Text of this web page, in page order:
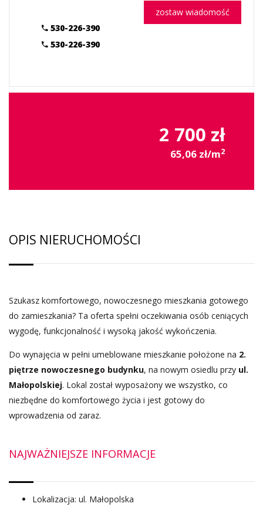
530-226-390
530-226-390
zostaw wiadomość
2 700 zł
65,06 zł/m2
OPIS NIERUCHOMOŚCI
Szukasz komfortowego, nowoczesnego mieszkania gotowego
do zamieszkania? Ta oferta spełni oczekiwania osób ceniących
wygodę, funkcjonalność i wysoką jakość wykończenia.
Do wynajęcia w pełni umeblowane mieszkanie położone na 2.
piętrze nowoczesnego budynku, na nowym osiedlu przy ul.
Małopolskiej. Lokal został wyposażony we wszystko, co
niezbędne do komfortowego życia i jest gotowy do
wprowadzenia od zaraz.
NAJWAŻNIEJSZE INFORMACJE
Lokalizacja: ul. Małopolska